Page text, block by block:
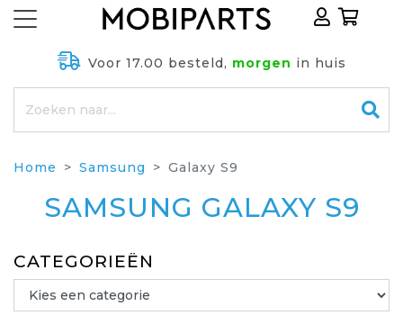
Voor 17.00 besteld, morgen in huis
Home Samsung Galaxy S9
SAMSUNG GALAXY S9
CATEGORIEËN